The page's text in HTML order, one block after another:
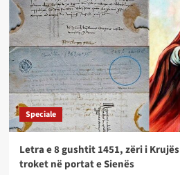
Speciale
Letra e 8 gushtit 1451, zëri i
troket në portat e Sienës